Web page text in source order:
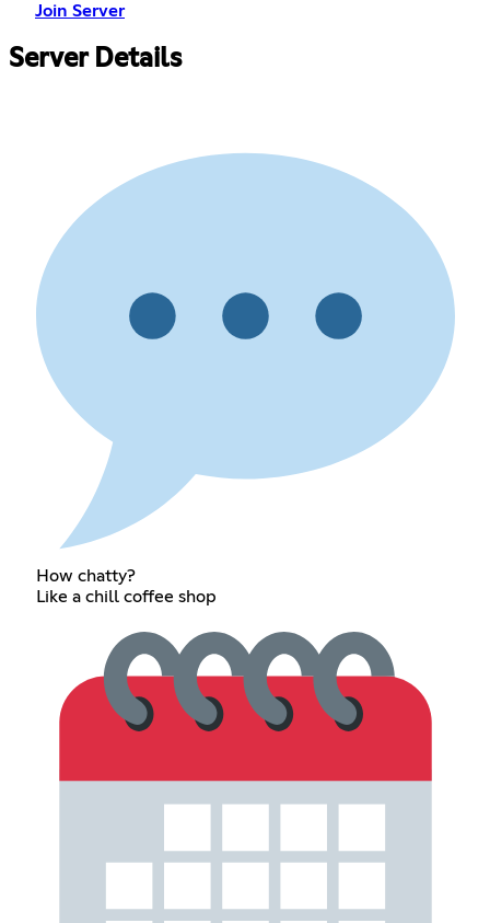
Join Server
Server Details
How chatty?
Like a chill coffee shop